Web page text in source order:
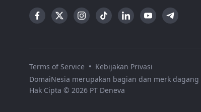
Terms of Service • Kebijakan Privasi
DomaiNesia merupakan bagian dan merk dagang
Hak Cipta © 2026 PT Deneva